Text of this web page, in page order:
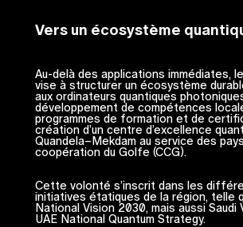
Vers un écosystème
Au-delà des applications immédiates,
vise à structurer un écosystème
aux ordinateurs quantiques
développement de compétences
programmes de formation et de
création d’un centre d’excellence
Quandela–Mekdam au service des
coopération du Golfe (CCG).
Cette volonté s’inscrit dans les
initiatives étatiques de la région, telle
National Vision 2030, mais aussi
UAE National Quantum Strategy.